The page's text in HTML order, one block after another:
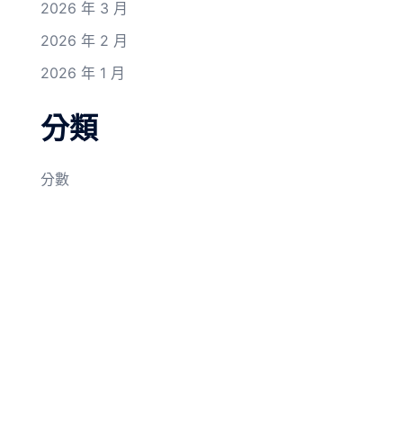
2026 年 3 月
2026 年 2 月
2026 年 1 月
分類
分數